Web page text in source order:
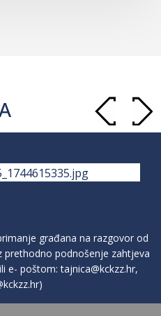
građana na razgovor od
prethodno podnošenje zahtjeva
ili e- poštom:tajnica@kckzz.hr,
)